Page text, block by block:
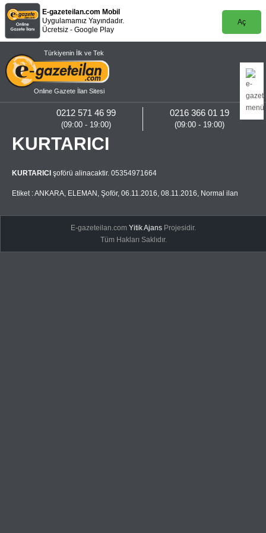
E-gazeteilan.com Mobil
Uygulamamız Yayındadır.
Ücretsiz - Google Play
Aç
Türkiyenin İlk ve Tek
Online Gazete İlan Sitesi
0216 366 01 19
(09:00 - 19:00)
0212 571 46 99
(09:00 - 19:00)
KURTARICI
KURTARICI şoförü alinacaktir. 05354971664
Etiket :ANKARA, ELEMAN , Şoför, 06.11.2016, 08.11.2016, Normal ilan
E-gazeteilan.comYitik Ajans Projesidir.
Tüm Hakları Saklıdır.